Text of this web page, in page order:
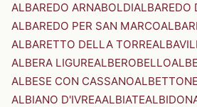
ALBAREDO ARNABOLDIALBAREDO
ALBAREDO PER SAN MARCO
ALBARETTO DELLA TORRE
ALBERA LIGUREALBEROBELLO
ALBESE CON CASSANOALBETTONE
ALBIANO D'IVREAALBIATE